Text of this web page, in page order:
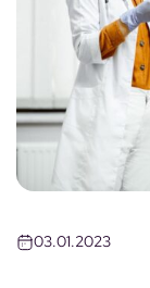
03.01.2023